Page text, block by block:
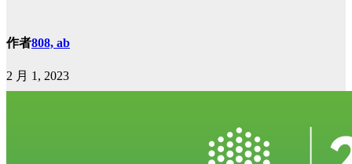
作者808, ab
2 月 1, 2023